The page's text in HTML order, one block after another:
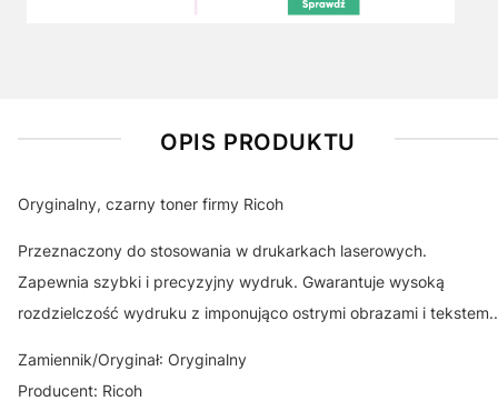
OPIS PRODUKTU
Oryginalny, czarny toner firmy Ricoh
Przeznaczony do stosowania w drukarkach laserowych.
Zapewnia szybki i precyzyjny wydruk. Gwarantuje wysoką
rozdzielczość wydruku z imponująco ostrymi obrazami i tekstem..
Zamiennik/Oryginał: Oryginalny
Producent: Ricoh